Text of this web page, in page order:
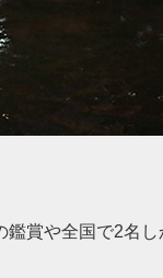
賞や全国で2名